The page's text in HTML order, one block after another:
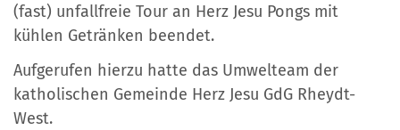
(fast) unfallfreie Tour an Herz Jesu Pongs mit
kühlen Getränken beendet.
Aufgerufen hierzu hatte das Umwelteam der
katholischen Gemeinde Herz Jesu GdG Rheydt-
West.